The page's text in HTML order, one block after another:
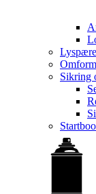
Sikring